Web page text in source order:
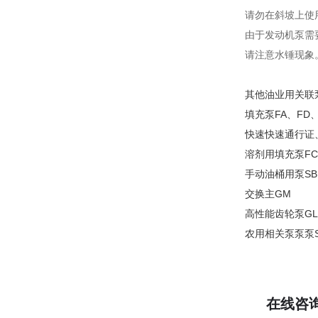
请勿在斜坡上使
由于发动机泵
请注意水锤现象
其他油业用关联
填充泵FA、FD
快速快速通行证
溶剂用填充泵FC
手动油桶用泵
交换主GM
高性能齿轮泵
农用相关泵泵泵
在线咨